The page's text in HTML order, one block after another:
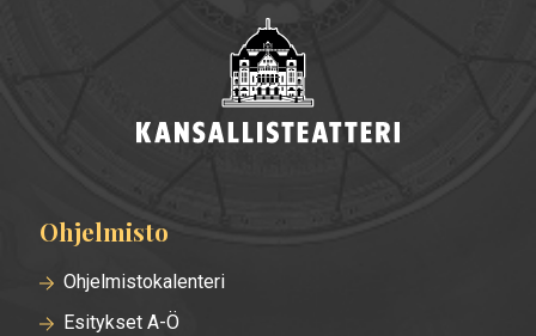
Alatunnisteen
valikko
Ohjelmisto
Ohjelmistokalenteri
Esitykset A-Ö